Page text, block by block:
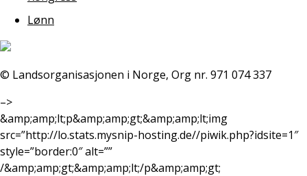
Lønn
© Landsorganisasjonen i Norge, Org nr. 971 074 337
–>
&amp;amp;lt;p&amp;amp;gt;&amp;amp;lt;img
src=”http://lo.stats.mysnip-hosting.de//piwik.php?idsite=1″
style=”border:0″ alt=””
/&amp;amp;gt;&amp;amp;lt;/p&amp;amp;gt;